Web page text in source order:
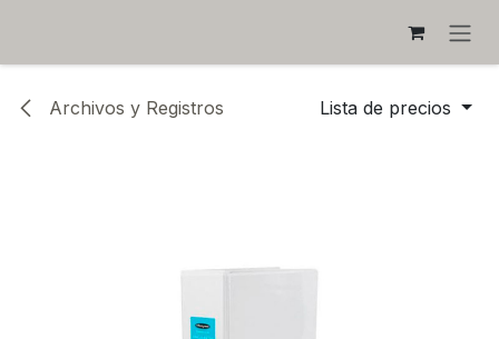
Archivos y Registros Lista de precios